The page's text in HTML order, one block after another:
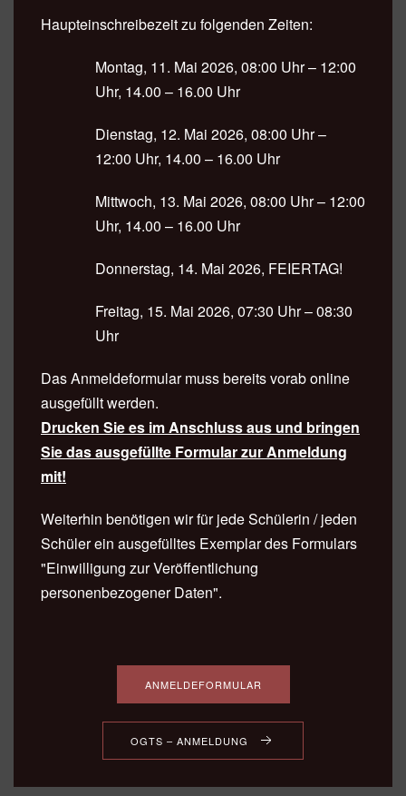
Haupteinschreibezeit zu folgenden Zeiten:
Montag, 11. Mai 2026, 08:00 Uhr – 12:00
Uhr, 14.00 – 16.00 Uhr
Dienstag, 12. Mai 2026, 08:00 Uhr –
12:00 Uhr, 14.00 – 16.00 Uhr
Mittwoch, 13. Mai 2026, 08:00 Uhr – 12:00
Uhr, 14.00 – 16.00 Uhr
Donnerstag, 14. Mai 2026, FEIERTAG!
Freitag, 15. Mai 2026, 07:30 Uhr – 08:30
Uhr
Das Anmeldeformular muss bereits vorab online
ausgefüllt werden.
Drucken Sie es im Anschluss aus und bringen
Sie das ausgefüllte Formular zur Anmeldung
mit!
Weiterhin benötigen wir für jede Schülerin / jeden
Schüler ein ausgefülltes Exemplar des Formulars
"Einwilligung zur Veröffentlichung
personenbezogener Daten".
ANMELDEFORMULAR
OGTS – ANMELDUNG